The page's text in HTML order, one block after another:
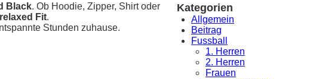
Black. Ob Hoodie, Zipper, Shirt oder
relaxed Fit.
Stunden zuhause.
Kategorien
Allgemein
Beitrag
Fussball
1. Herren
2. Herren
Frauen